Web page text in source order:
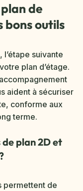
de
bons outils
suivante
plan d’étage.
aident à sécuriser
conforme aux
terme.
plan 2D et
permettent de